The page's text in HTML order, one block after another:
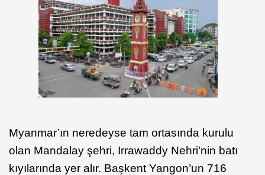
Myanmar’ın neredeyse tam ortasında kurulu
olan Mandalay şehri, Irrawaddy Nehri’nin batı
kıyılarında yer alır. Başkent Yangon’un 716